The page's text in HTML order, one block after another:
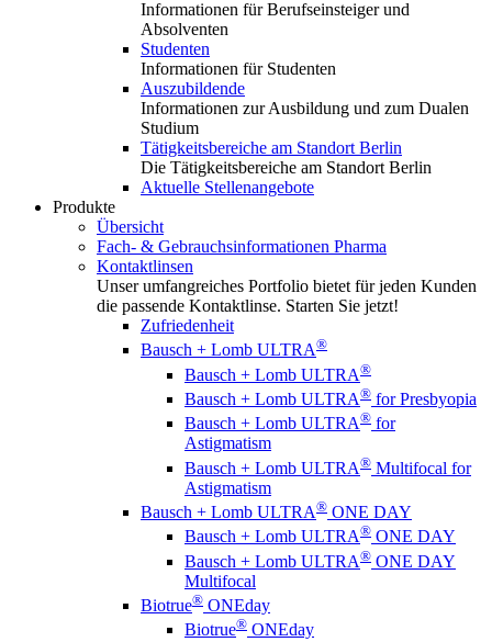
Informationen für Berufseinsteiger und
Absolventen
Studenten
Informationen für Studenten
Auszubildende
Informationen zur Ausbildung und zum Dualen
Studium
Tätigkeitsbereiche am Standort Berlin
Die Tätigkeitsbereiche am Standort Berlin
Aktuelle Stellenangebote
Produkte
Übersicht
Fach- & Gebrauchsinformationen Pharma
Kontaktlinsen
Unser umfangreiches Portfolio bietet für jeden Kunden
die passende Kontaktlinse. Starten Sie jetzt!
Zufriedenheit
Bausch + Lomb ULTRA®
Bausch + Lomb ULTRA®
Bausch + Lomb ULTRA® for Presbyopia
Bausch + Lomb ULTRA® for
Astigmatism
Bausch + Lomb ULTRA® Multifocal for
Astigmatism
Bausch + Lomb ULTRA® ONE DAY
Bausch + Lomb ULTRA® ONE DAY
Bausch + Lomb ULTRA® ONE DAY
Multifocal
Biotrue® ONEday
Biotrue® ONEday